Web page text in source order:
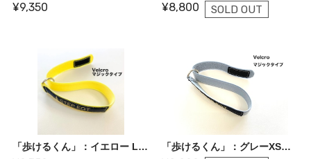
¥9,350 ¥8,800 SOLD OUT
「歩けるくん」：イエロー Lサイズ 【旧価格】 「歩けるくん」：グレーXSサイズ 【旧価格】